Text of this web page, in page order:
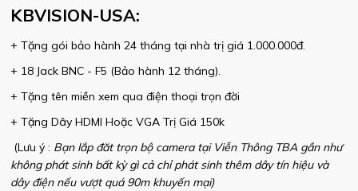
KBVISION-USA:
+ Tặng gói bảo hành 24 tháng tại nhà trị giá 1.000.000đ.
+ 18 Jack BNC - F5 (Bảo hành 12 tháng).
+ Tặng tên miền xem qua điện thoại trọn đời
+ Tặng Dây HDMI Hoặc VGA Trị Giá 150k
(Lưu ý : Bạn lắp đăt trọn bộ camera tại Viễn Thông TBA gần như
không phát sinh bất kỳ gì cả chỉ phát sinh thêm dây tín hiệu và
dây điện nếu vượt quá 90m khuyến mại)